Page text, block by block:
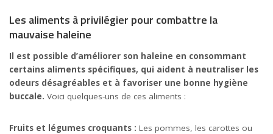
Les aliments à privilégier pour combattre la
mauvaise haleine
Il est possible d’améliorer son haleine en consommant
certains aliments spécifiques, qui aident à neutraliser les
odeurs désagréables et à favoriser une bonne hygiène
buccale. Voici quelques-uns de ces aliments :
Fruits et légumes croquants : Les pommes, les carottes ou